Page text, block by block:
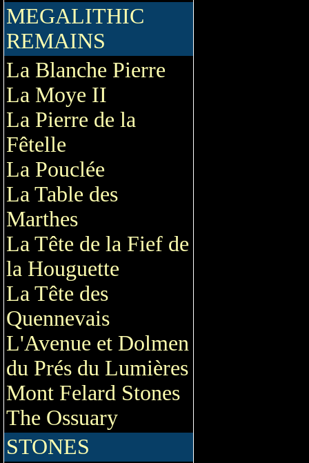
MEGALITHIC
REMAINS
La Blanche Pierre
La Moye II
La Pierre de la
Fêtelle
La Pouclée
La Table des
Marthes
La Tête de la Fief de
la Houguette
La Tête des
Quennevais
L'Avenue et Dolmen
du Prés du Lumières
Mont Felard Stones
The Ossuary
STONES